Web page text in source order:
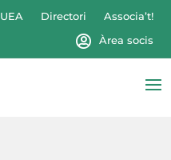
Directori
Associa’t!
Àrea socis